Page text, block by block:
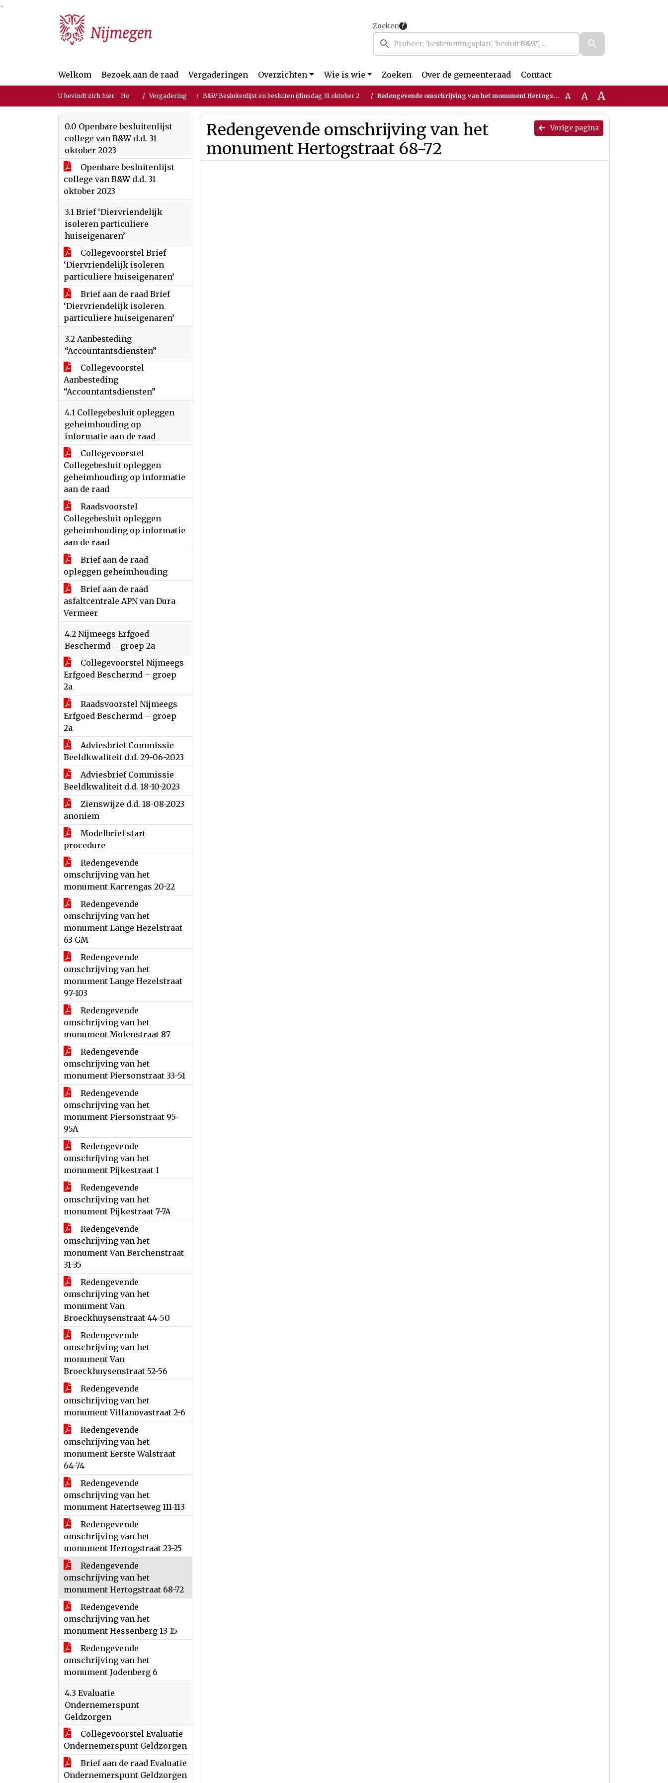
Ga naar de inhoud van deze pagina
Ga naar het zoeken
Ga naar het menu
Zoeken
Welkom Bezoek aan de raad Vergaderingen Overzichten Wie is wie Zoeken Over de gemeenteraad Contact
U bevindt zich hier: Home Vergaderingen B&W Besluitenlijst en besluiten (dinsdag 31 oktober 2023) Redengevende omschrijving van het monument Hertogstraat 68-72 A A A
0.0 Openbare besluitenlijst
college van B&W d.d. 31
oktober 2023
Openbare besluitenlijst
college van B&W d.d. 31
oktober 2023
3.1 Brief ‘Diervriendelijk
isoleren particuliere
huiseigenaren’
Collegevoorstel Brief
‘Diervriendelijk isoleren
particuliere huiseigenaren’
Brief aan de raad Brief
‘Diervriendelijk isoleren
particuliere huiseigenaren’
3.2 Aanbesteding
“Accountantsdiensten”
Collegevoorstel
Aanbesteding
“Accountantsdiensten”
4.1 Collegebesluit opleggen
geheimhouding op
informatie aan de raad
Collegevoorstel
Collegebesluit opleggen
geheimhouding op informatie
aan de raad
Raadsvoorstel
Collegebesluit opleggen
geheimhouding op informatie
aan de raad
Brief aan de raad
opleggen geheimhouding
Brief aan de raad
asfaltcentrale APN van Dura
Vermeer
4.2 Nijmeegs Erfgoed
Beschermd – groep 2a
Collegevoorstel Nijmeegs
Erfgoed Beschermd – groep
2a
Raadsvoorstel Nijmeegs
Erfgoed Beschermd – groep
2a
Adviesbrief Commissie
Beeldkwaliteit d.d. 29-06-2023
Adviesbrief Commissie
Beeldkwaliteit d.d. 18-10-2023
Zienswijze d.d. 18-08-2023
anoniem
Modelbrief start
procedure
Redengevende
omschrijving van het
monument Karrengas 20-22
Redengevende
omschrijving van het
monument Lange Hezelstraat
63 GM
Redengevende
omschrijving van het
monument Lange Hezelstraat
97-103
Redengevende
omschrijving van het
monument Molenstraat 87
Redengevende
omschrijving van het
monument Piersonstraat 33-51
Redengevende
omschrijving van het
monument Piersonstraat 95-
95A
Redengevende
omschrijving van het
monument Pijkestraat 1
Redengevende
omschrijving van het
monument Pijkestraat 7-7A
Redengevende
omschrijving van het
monument Van Berchenstraat
31-35
Redengevende
omschrijving van het
monument Van
Broeckhuysenstraat 44-50
Redengevende
omschrijving van het
monument Van
Broeckhuysenstraat 52-56
Redengevende
omschrijving van het
monument Villanovastraat 2-6
Redengevende
omschrijving van het
monument Eerste Walstraat
64-74
Redengevende
omschrijving van het
monument Hatertseweg 111-113
Redengevende
omschrijving van het
monument Hertogstraat 23-25
Redengevende
omschrijving van het
monument Hertogstraat 68-72
Redengevende
omschrijving van het
monument Hessenberg 13-15
Redengevende
omschrijving van het
monument Jodenberg 6
4.3 Evaluatie
Ondernemerspunt
Geldzorgen
Collegevoorstel Evaluatie
Ondernemerspunt Geldzorgen
Brief aan de raad Evaluatie
Ondernemerspunt Geldzorgen
Vorige pagina
Redengevende omschrijving van het
monument Hertogstraat 68-72